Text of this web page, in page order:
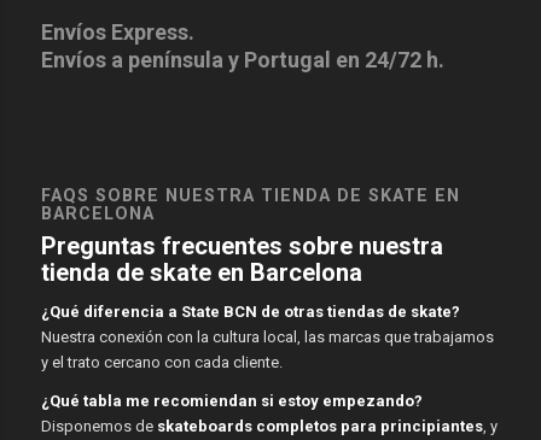
Envíos Express.
Envíos a península y Portugal en 24/72 h.
FAQS SOBRE NUESTRA TIENDA DE SKATE EN
BARCELONA
Preguntas frecuentes sobre nuestra
tienda de skate en Barcelona
¿Qué diferencia a State BCN de otras tiendas de skate?
Nuestra conexión con la cultura local, las marcas que trabajamos
y el trato cercano con cada cliente.
¿Qué tabla me recomiendan si estoy empezando?
Disponemos de skateboards completos para principiantes, y